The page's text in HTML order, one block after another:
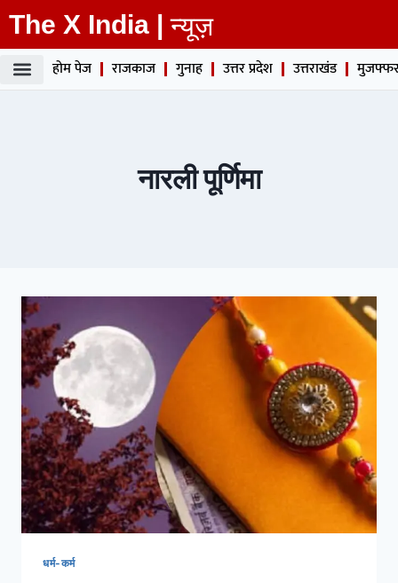
The X India | न्यूज़
होम पेज राजकाज गुनाह उत्तर प्रदेश उत्तराखंड
नारली पूर्णिमा
धर्म-कर्म